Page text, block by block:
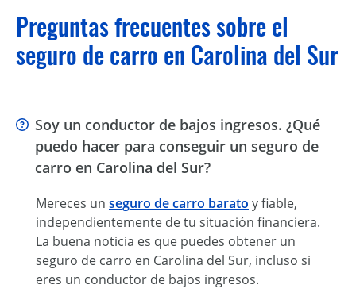
Preguntas frecuentes sobre el
seguro de carro en Carolina del Sur
Soy un conductor de bajos ingresos. ¿Qué
puedo hacer para conseguir un seguro de
carro en Carolina del Sur?
Mereces un seguro de carro barato y fiable,
independientemente de tu situación financiera.
La buena noticia es que puedes obtener un
seguro de carro en Carolina del Sur, incluso si
eres un conductor de bajos ingresos.